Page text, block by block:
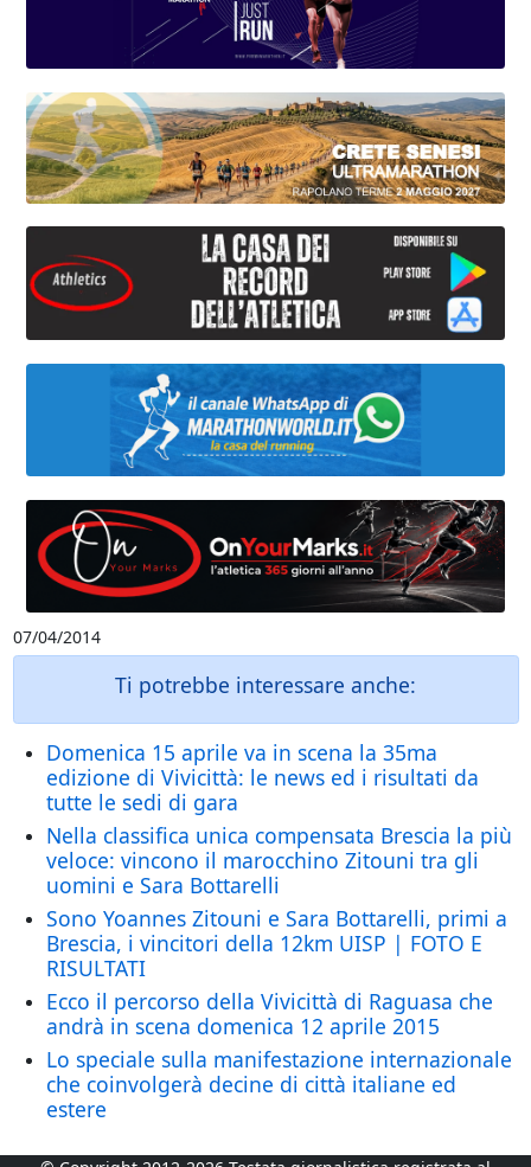
07/04/2014
Ti potrebbe interessare anche:
Domenica 15 aprile va in scena la 35ma
edizione di Vivicittà: le news ed i risultati da
tutte le sedi di gara
Nella classifica unica compensata Brescia la più
veloce: vincono il marocchino Zitouni tra gli
uomini e Sara Bottarelli
Sono Yoannes Zitouni e Sara Bottarelli, primi a
Brescia, i vincitori della 12km UISP | FOTO E
RISULTATI
Ecco il percorso della Vivicittà di Raguasa che
andrà in scena domenica 12 aprile 2015
Lo speciale sulla manifestazione internazionale
che coinvolgerà decine di città italiane ed
estere